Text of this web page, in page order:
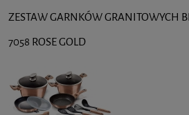
ZESTAW GARNKÓW GRANITOWYCH
7058 ROSE GOLD